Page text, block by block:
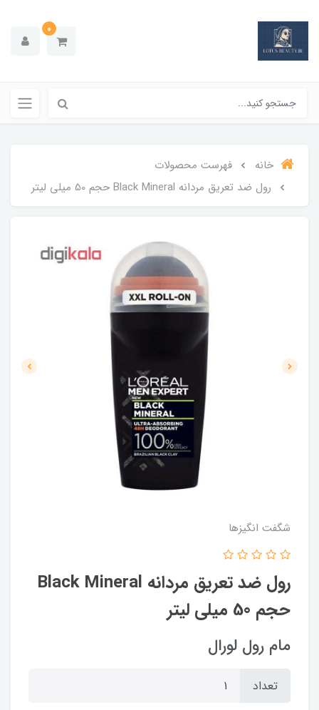
0
خانه
فهرست محصولات
رول ضد تعریق مردانه Black Mineral حجم 50 میلی لیتر
شگفت انگيزها
رول ضد تعریق مردانه Black Mineral
حجم 50 میلی لیتر
مام رول لورال
تعداد